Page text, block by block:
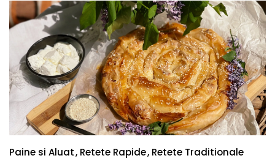
Paine si Aluat Retete Rapide Retete Traditionale